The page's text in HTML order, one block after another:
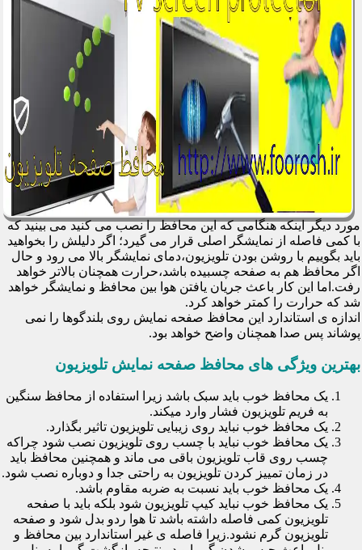
مورد دیگر اینکه هنگامی که این محافظ را نصب می کنید می بینید که
با کمی فاصله از نمایشگر اصلی قرار می گیرد؛ اگر دلیلش را بخواهید
باید بگوییم با روشن بودن تلویزیون،دمای نمایشگر بالا می رود و حال
اگر محافظ هم به صفحه چسبیده باشد،حرارت همچنان بالاتر خواهد
رفت.اما این کار باعث جریان یافتن هوا بین محافظ و نمایشگر خواهد
شد که حرارت را کمتر خواهد کرد.
اندازه ی استاندارد این محافظ صفحه نمایش روی بلندگوها را نمی
پوشاند پس صدا همچنان واضح خواهد بود.
بهترین ویژگی های محافظ صفحه نمایش تلویزیون
یک محافظ خوب باید سبک باشد زیرا استفاده از محافظ سنگین
به فریم تلویزیون فشار وارد میکند.
یک محافظ خوب نباید روی زیبایی تلویزیون تاثیر بگذارد.
یک محافظ خوب نباید با چسب روی تلویزیون نصب شود چراکه
چسب روی قاب تلویزیون باقی می ماند و همچنین محافظ باید
در زمان تمییز کردن تلویزیون به راحتی جدا و دوباره نصب شود.
یک محافظ خوب باید نسبت به ضربه مقاوم باشد.
یک محافظ خوب نباید کیپ تلویزیون شود بلکه باید با صفحه
تلویزیون کمی فاصله داشته باشد تا هوا ردو بدل شود و صفحه
تلویزیون گرم نشود.زیرا فاصله ی غیر استاندارد بین محافظ و